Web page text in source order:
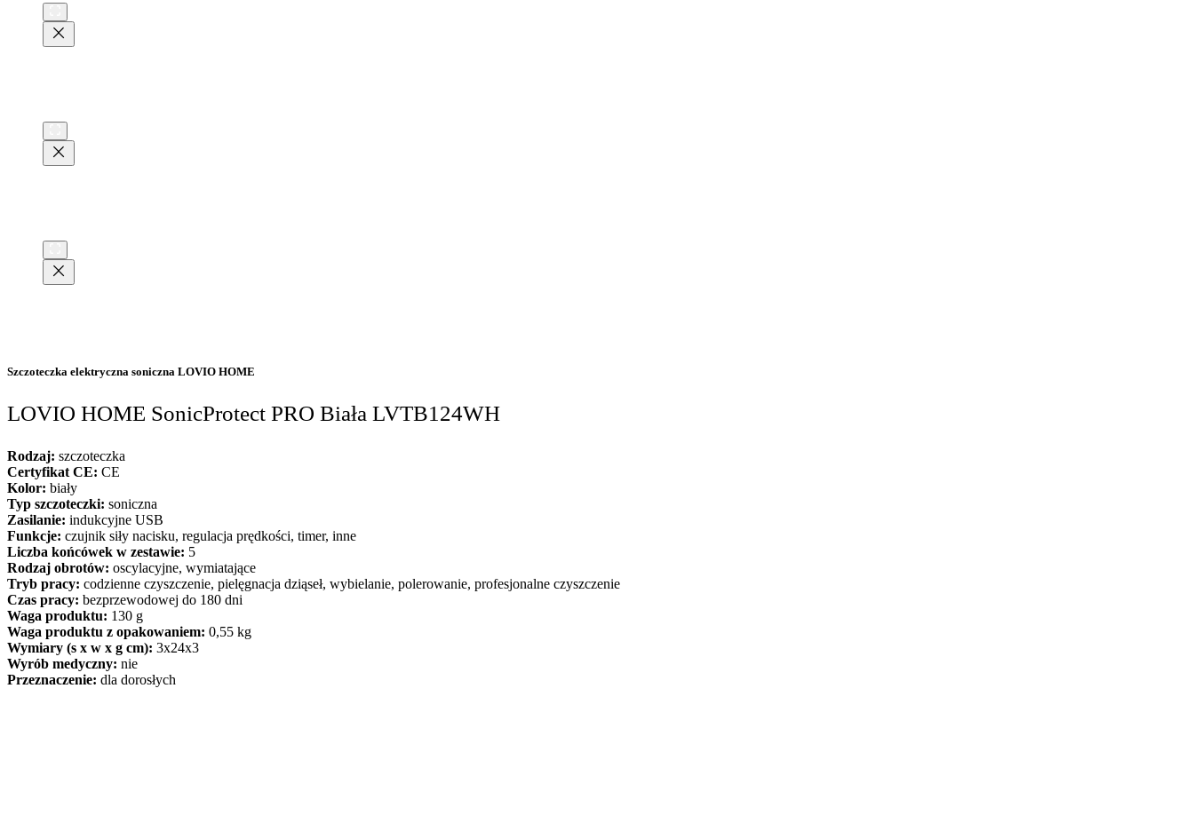
Szczoteczka elektryczna soniczna LOVIO HOME
LOVIO HOME SonicProtect PRO Biała LVTB124WH
Rodzaj: szczoteczka
Certyfikat CE: CE
Kolor: biały
Typ szczoteczki: soniczna
Zasilanie: indukcyjne USB
Funkcje: czujnik siły nacisku, regulacja prędkości, timer, inne
Liczba końcówek w zestawie: 5
Rodzaj obrotów: oscylacyjne, wymiatające
Tryb pracy: codzienne czyszczenie, pielęgnacja dziąseł, wybielanie, polerowanie, profesjonalne czyszczenie
Czas pracy: bezprzewodowej do 180 dni
Waga produktu: 130 g
Waga produktu z opakowaniem: 0,55 kg
Wymiary (s x w x g cm): 3x24x3
Wyrób medyczny: nie
Przeznaczenie: dla dorosłych